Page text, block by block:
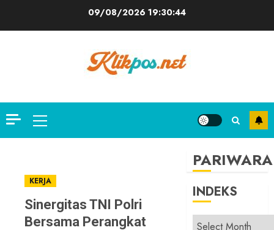
09/08/2026 19:30:44
Primary
Menu
KERJA
Sinergitas TNI Polri
Bersama Perangkat
PARIWARA
INDEKS
INDEKS